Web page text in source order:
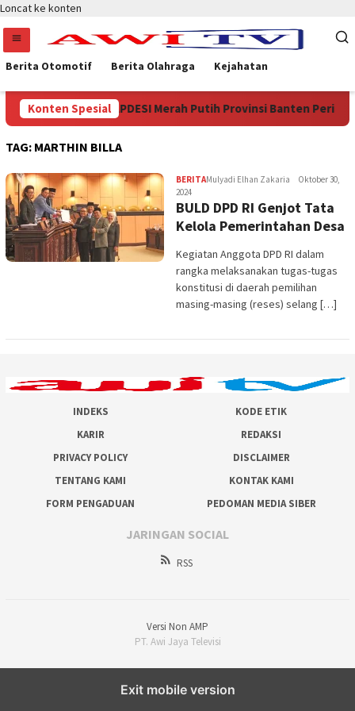
Loncat ke konten
Berita Otomotif Berita Olahraga Kejahatan
Konten Spesial
Ketua DPD APDESI Merah Putih Provinsi Banten Periode
TAG: MARTHIN BILLA
BERITAMulyadi Elhan Zakaria
Oktober 30,
2024
BULD DPD RI Genjot Tata
Kelola Pemerintahan Desa
Kegiatan Anggota DPD RI dalam
rangka melaksanakan tugas-tugas
konstitusi di daerah pemilihan
masing-masing (reses) selang […]
INDEKS
KODE ETIK
KARIR
REDAKSI
PRIVACY POLICY
DISCLAIMER
TENTANG KAMI
KONTAK KAMI
FORM PENGADUAN
PEDOMAN MEDIA SIBER
JARINGAN SOCIAL
RSS
Versi Non AMP
PT. Awi Jaya Televisi
Exit mobile version